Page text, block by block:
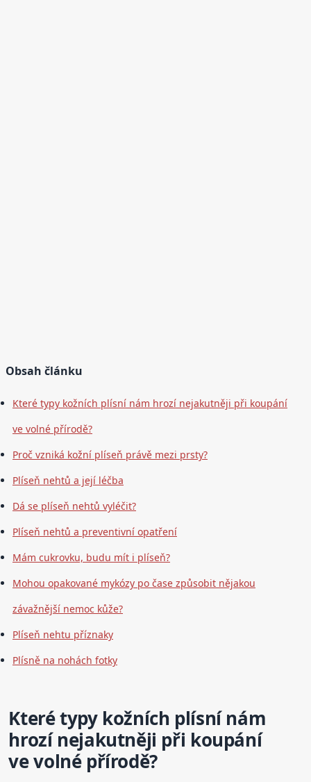
Obsah článku
Které typy kožních plísní nám hrozí nejakutněji při koupání
ve volné přírodě?
Proč vzniká kožní plíseň právě mezi prsty?
Plíseň nehtů a její léčba
Dá se plíseň nehtů vyléčit?
Plíseň nehtů a preventivní opatření
Mám cukrovku, budu mít i plíseň?
Mohou opakované mykózy po čase způsobit nějakou
závažnější nemoc kůže?
Plíseň nehtu příznaky
Plísně na nohách fotky
Které typy kožních plísní nám
hrozí nejakutněji při koupání
ve volné přírodě?